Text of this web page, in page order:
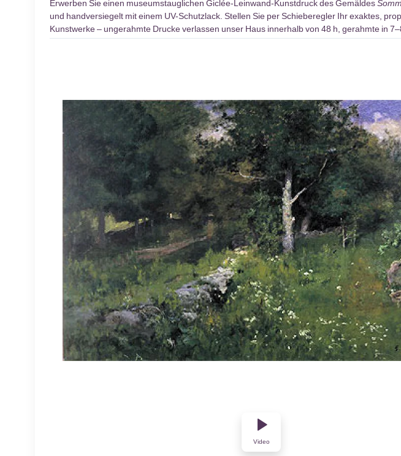
Erwerben Sie einen museumstauglichen Giclée-Leinwand-Kunstdruck des Gemäldes
und handversiegelt mit einem UV-Schutzlack. Stellen Sie per Schieberegler Ihr exaktes,
Kunstwerke – ungerahmte Drucke verlassen unser Haus innerhalb von 48 h, gerahmte in
Video